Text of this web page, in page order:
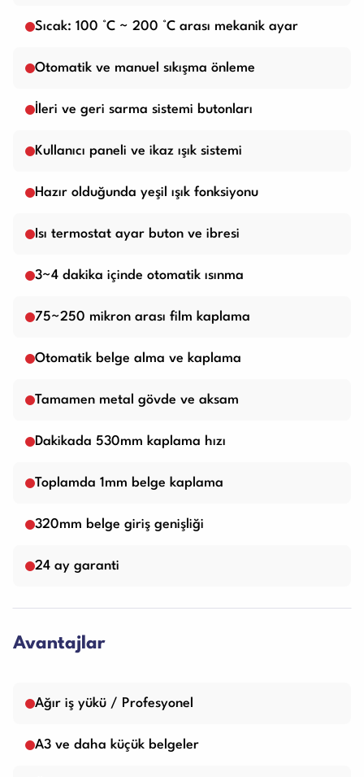
Sıcak: 100 °C ~ 200 °C arası mekanik ayar
Otomatik ve manuel sıkışma önleme
İleri ve geri sarma sistemi butonları
Kullanıcı paneli ve ikaz ışık sistemi
Hazır olduğunda yeşil ışık fonksiyonu
Isı termostat ayar buton ve ibresi
3~4 dakika içinde otomatik ısınma
75~250 mikron arası film kaplama
Otomatik belge alma ve kaplama
Tamamen metal gövde ve aksam
Dakikada 530mm kaplama hızı
Toplamda 1mm belge kaplama
320mm belge giriş genişliği
24 ay garanti
Avantajlar
Ağır iş yükü / Profesyonel
A3 ve daha küçük belgeler